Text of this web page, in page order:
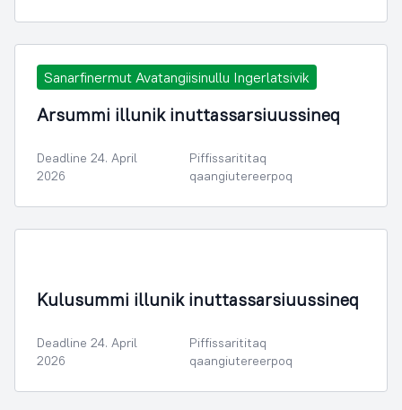
Sanarfinermut Avatangiisinullu Ingerlatsivik
Arsummi illunik inuttassarsiuussineq
Deadline 24. April
2026
Piffissarititaq
qaangiutereerpoq
Kulusummi illunik inuttassarsiuussineq
Deadline 24. April
2026
Piffissarititaq
qaangiutereerpoq